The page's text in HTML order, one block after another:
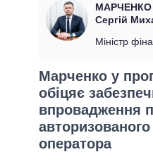
ДУМКИ
ОГЛЯДИ
УСІ ПОЛІТИКИ
ПРЕЗИДЕНТ І ОФІС
КАБІНЕТ МІНІСТРІВ
ГОЛОВИ
МЕРИ МІСТ
ВСІ ПЕРСОНИ
МАРЧЕНКО
Сергій
Міністр
Марченко у
обіцяє
впровадження
оператора